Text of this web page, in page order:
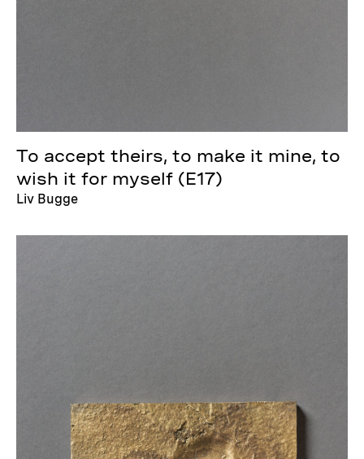
To accept theirs, to make it mine, to
wish it for myself (E17)
Liv Bugge